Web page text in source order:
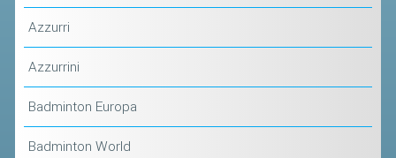
Azzurri
Azzurrini
Badminton Europa
Badminton World
AFFILIAZIONE E TESSERAMENTO